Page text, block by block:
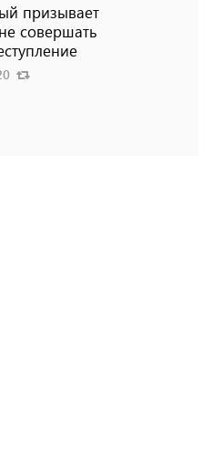
призывает
совершать